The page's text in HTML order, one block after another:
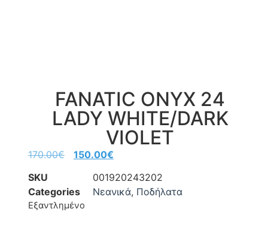
FANATIC ONYX 24
LADY WHITE/DARK
VIOLET
170.00€ 150.00€
SKU
001920243202
Categories
Νεανικά, Ποδήλατα
Εξαντλημένο